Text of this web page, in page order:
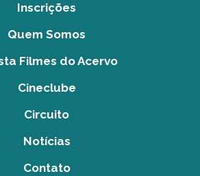
Inscrições
Quem Somos
Filmes do Acervo
Cineclube
Circuito
Notícias
Contato